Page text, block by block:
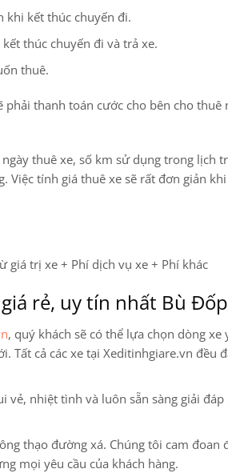
khi kết thúc chuyến đi.
thúc chuyến đi và trả xe.
thuê.
thanh toán cước cho bên cho thuê
thuê xe, số km sử dụng trong lịch
Việc tính giá thuê xe sẽ rất đơn giản
giá trị xe + Phí dịch vụ xe + Phí khác
rẻ, uy tín nhất Bù Đốp
, quý khách sẽ có thể lựa chọn dòng xe
Tất cả các xe tại Xeditinhgiare.vn đều
vẻ, nhiệt tình và luôn sẵn sàng giải
thạo đường xá. Chúng tôi cam đoan
mọi yêu cầu của khách hàng.